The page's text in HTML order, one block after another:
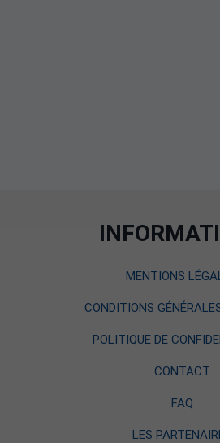
MENTIONS
CONDITIONS
POLITIQUE DE
CONTACT
FAQ
LES